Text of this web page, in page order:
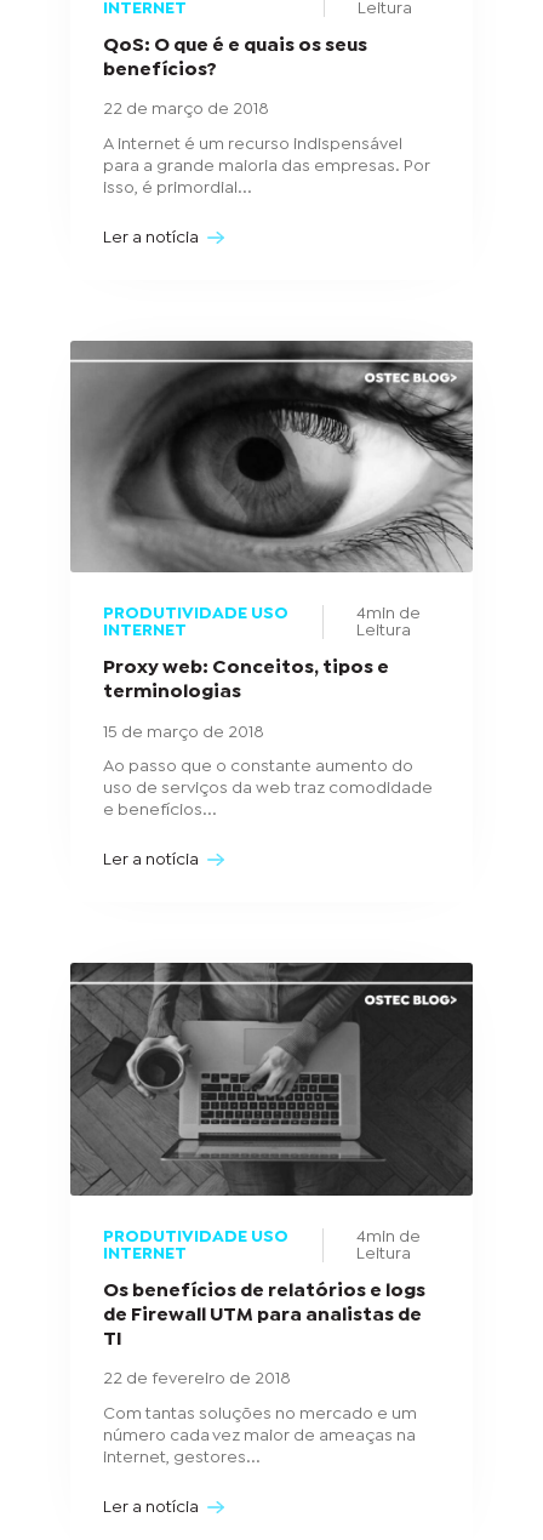
INTERNET
Leitura
QoS: O que é e quais os seus
benefícios?
22 de março de 2018
A internet é um recurso indispensável
para a grande maioria das empresas. Por
isso, é primordial...
Ler a notícia
PRODUTIVIDADE USO
INTERNET
4min de
Leitura
Proxy web: Conceitos, tipos e
terminologias
15 de março de 2018
Ao passo que o constante aumento do
uso de serviços da web traz comodidade
e benefícios...
Ler a notícia
PRODUTIVIDADE USO
INTERNET
4min de
Leitura
Os benefícios de relatórios e logs
de Firewall UTM para analistas de
TI
22 de fevereiro de 2018
Com tantas soluções no mercado e um
número cada vez maior de ameaças na
internet, gestores...
Ler a notícia